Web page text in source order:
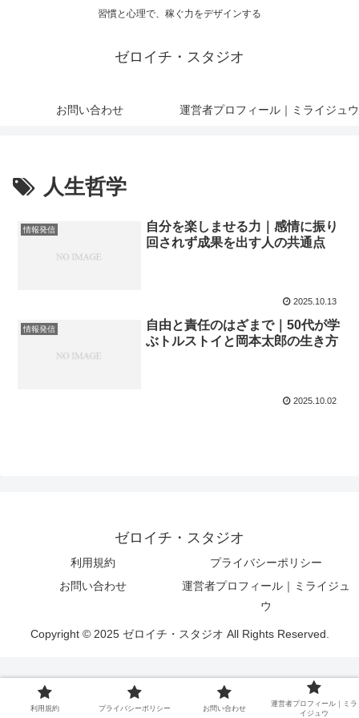
習慣と心理で、稼ぐ力をデザインする
ゼロイチ・スタジオ
お問い合わせ 運営者プロフィール｜ミライジュウ
人生哲学
情報発信
自分を楽しませる力｜感情に振り
回されず成果を出す人の共通点
2025.10.13
情報発信
自由と責任のはざまで｜50代が学
ぶトルストイと岡本太郎の生き方
2025.10.02
ゼロイチ・スタジオ
利用規約
プライバシーポリシー
お問い合わせ
運営者プロフィール｜ミライジュ
ウ
Copyright © 2025 ゼロイチ・スタジオ All Rights Reserved.
利用規約 プライバシーポリシー お問い合わせ
運営者プロフィール｜ミラ
イジュウ